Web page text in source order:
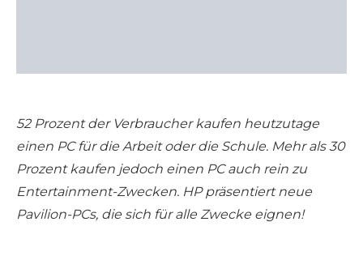
52 Prozent der Verbraucher kaufen heutzutage
einen PC für die Arbeit oder die Schule. Mehr als 30
Prozent kaufen jedoch einen PC auch rein zu
Entertainment-Zwecken. HP präsentiert neue
Pavilion-PCs, die sich für alle Zwecke eignen!